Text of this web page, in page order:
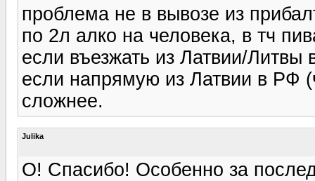
проблема не в вывозе из
по 2л алко на человека, в тч
если въезжать из Латвии/
если напрямую из Латвии в РФ
сложнее.
Julika
О! Спасибо! Особенно за